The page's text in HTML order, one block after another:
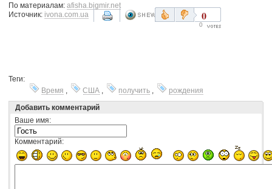
По материалам: afisha.bigmir.net
Источник: ivona.com.ua 0
0
Теги:
Время , США , получить ,
рождения
Добавить комментарий
Ваше имя:
Комментарий: